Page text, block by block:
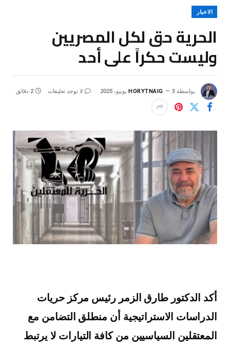
الاخبار
الحرية حق لكل المصريين
وليست حكراً على أحد
بواسطة HORYTNAIG 3 يونيو، 2025 لا توجد تعليقات 2 دقائق
أكد الدكتور طارق الزمر رئيس مركز حريات
الدراسات الاستراتيجية أن منطلق التضامن مع
المعتقلين السياسيين من كافة التيارات لا يرتبط